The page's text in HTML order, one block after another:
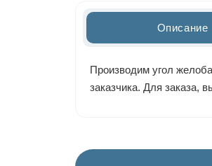
Описание
Производим угол
заказчика. Для заказа,